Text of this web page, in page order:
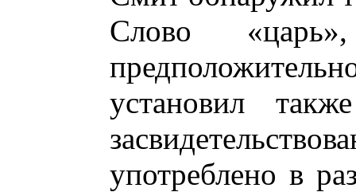
Слово
установил
употреблено в